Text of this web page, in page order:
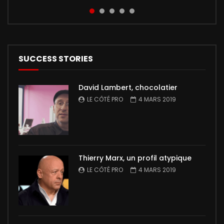
Découvrez maintenant l...
SUCCESS STORIES
David Lambert, chocolatier
LE CÔTÉ PRO 4 MARS 2019
Thierry Marx, un profil atypique
LE CÔTÉ PRO 4 MARS 2019